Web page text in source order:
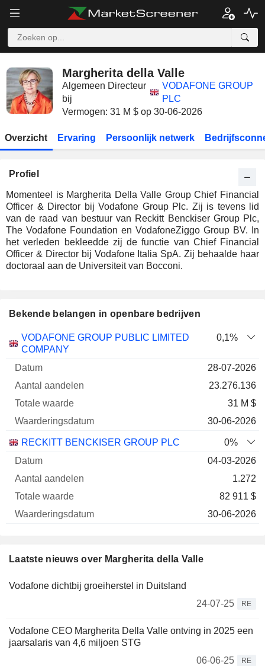
Margherita della Valle
Algemeen Directeur
bij
VODAFONE GROUP
PLC
Vermogen: 31 M $ op 30-06-2026
Overzicht Ervaring Persoonlijk netwerk
Profiel
Momenteel is Margherita Della Valle Group Chief Financial
Officer & Director bij Vodafone Group Plc. Zij is tevens lid
van de raad van bestuur van Reckitt Benckiser Group Plc,
The Vodafone Foundation en VodafoneZiggo Group BV. In
het verleden bekleedde zij de functie van Chief Financial
Officer & Director bij Vodafone Italia SpA. Zij behaalde haar
doctoraal aan de Universiteit van Bocconi.
Bekende belangen in openbare bedrijven
Onderneming
Aantal
Totale
VODAFONE GROUP PUBLIC LIMITED
COMPANY
0,1%
28-07-2026
23.276.136
31 M $
30-06-2026
RECKITT BENCKISER GROUP PLC
0%
04-03-2026
1.272
82 911 $
30-06-2026
Laatste nieuws over Margherita della Valle
Vodafone dichtbij groeiherstel in Duitsland
24-07-25
RE
Vodafone CEO Margherita Della Valle ontving in 2025 een
jaarsalaris van 4,6 miljoen STG
06-06-25
RE